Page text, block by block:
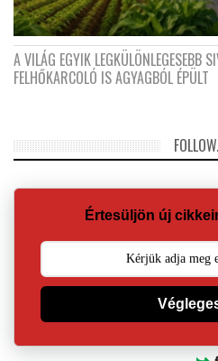
A VILÁG EGYIK LEGKÜLÖNLEGESEBB
FELHŐKARCOLÓ IS AGYAGBÓL ÉPÜLT
Értesüljön új